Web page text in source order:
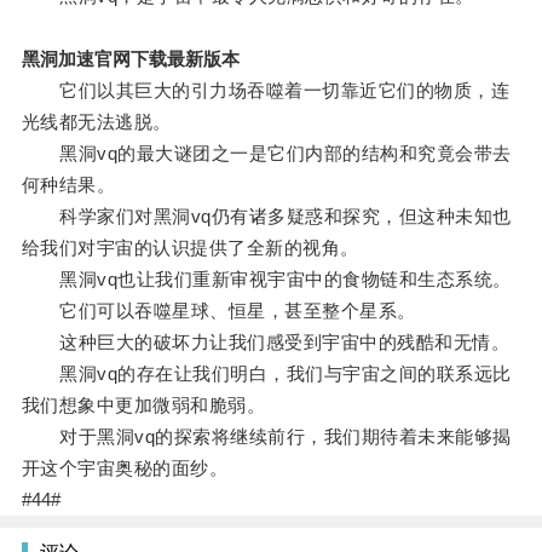
黑洞加速官网下载最新版本
它们以其巨大的引力场吞噬着一切靠近它们的物质，连
光线都无法逃脱。
黑洞vq的最大谜团之一是它们内部的结构和究竟会带去
何种结果。
科学家们对黑洞vq仍有诸多疑惑和探究，但这种未知也
给我们对宇宙的认识提供了全新的视角。
黑洞vq也让我们重新审视宇宙中的食物链和生态系统。
它们可以吞噬星球、恒星，甚至整个星系。
这种巨大的破坏力让我们感受到宇宙中的残酷和无情。
黑洞vq的存在让我们明白，我们与宇宙之间的联系远比
我们想象中更加微弱和脆弱。
对于黑洞vq的探索将继续前行，我们期待着未来能够揭
开这个宇宙奥秘的面纱。
#44#